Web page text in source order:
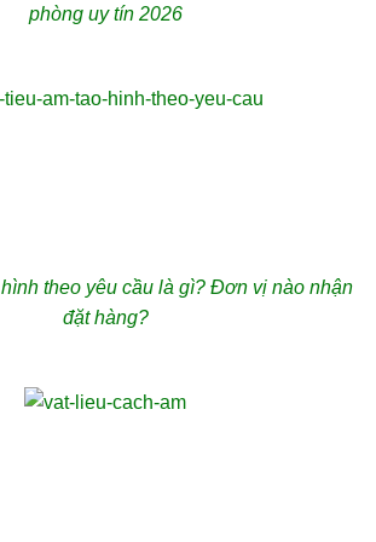
phòng uy tín 2026
theo yêu cầu là gì? Đơn vị nào nhận
đặt hàng?